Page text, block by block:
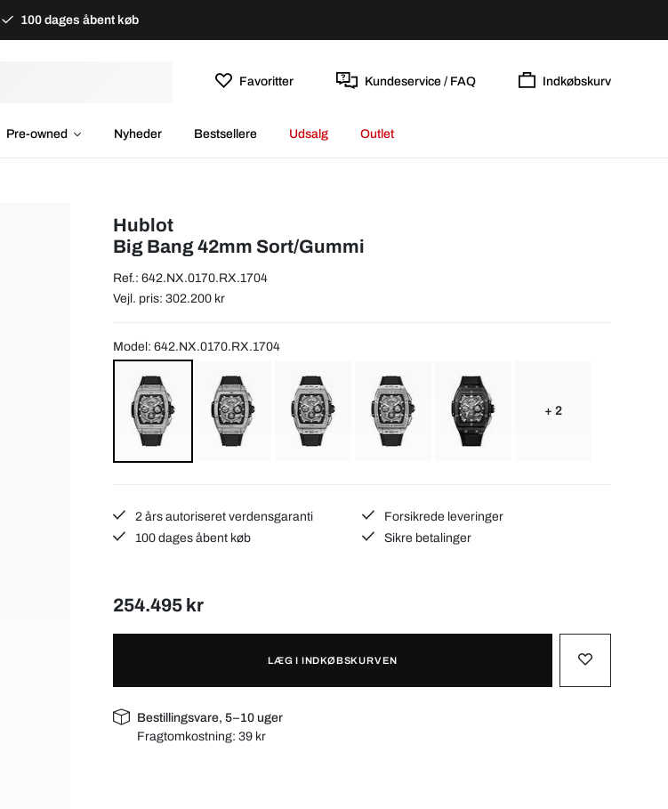
100 dages åbent køb
Favoritter Kundeservice / FAQ Indkøbskurv
Pre-owned Nyheder Bestsellere Udsalg Outlet
Hublot
Big Bang 42mm Sort/Gummi
Ref.: 642.NX.0170.RX.1704
Vejl. pris: 302.200 kr
Model: 642.NX.0170.RX.1704
+ 2
2 års autoriseret verdensgaranti
Forsikrede leveringer
100 dages åbent køb
Sikre betalinger
254.495 kr
LÆG I INDKØBSKURVEN
Bestillingsvare, 5–10 uger
Fragtomkostning:39 kr